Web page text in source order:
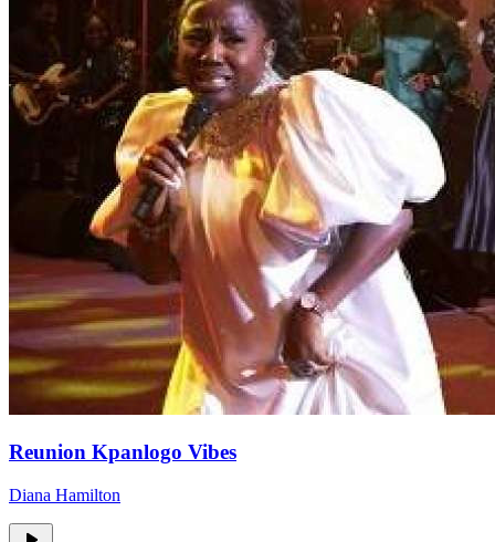
Reunion Kpanlogo Vibes
Diana Hamilton